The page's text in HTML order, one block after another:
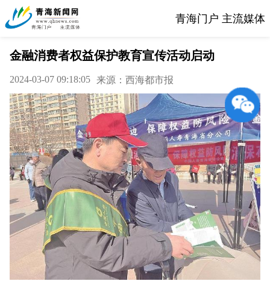
青海门户 主流媒体
金融消费者权益保护教育宣传活动启动
2024-03-07 09:18:05 来源：西海都市报